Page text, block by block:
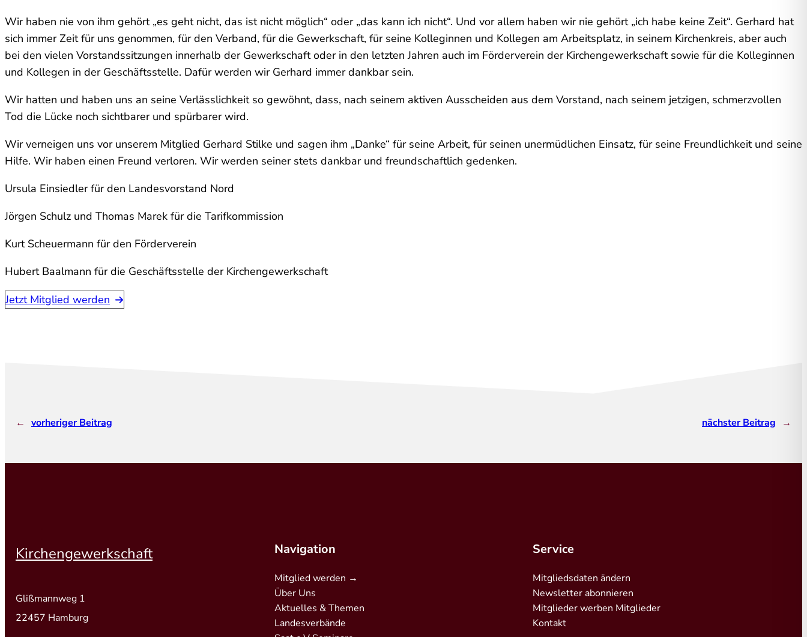
Wir haben nie von ihm gehört „es geht nicht, das ist nicht möglich“ oder „das kann ich nicht“. Und vor allem haben wir nie gehört „ich habe keine Zeit“. Gerhard hat
sich immer Zeit für uns genommen, für den Verband, für die Gewerkschaft, für seine Kolleginnen und Kollegen am Arbeitsplatz, in seinem Kirchenkreis, aber auch
bei den vielen Vorstandssitzungen innerhalb der Gewerkschaft oder in den letzten Jahren auch im Förderverein der Kirchengewerkschaft sowie für die Kolleginnen
und Kollegen in der Geschäftsstelle. Dafür werden wir Gerhard immer dankbar sein.
Wir hatten und haben uns an seine Verlässlichkeit so gewöhnt, dass, nach seinem aktiven Ausscheiden aus dem Vorstand, nach seinem jetzigen, schmerzvollen
Tod die Lücke noch sichtbarer und spürbarer wird.
Wir verneigen uns vor unserem Mitglied Gerhard Stilke und sagen ihm „Danke“ für seine Arbeit, für seinen unermüdlichen Einsatz, für seine Freundlichkeit und seine
Hilfe. Wir haben einen Freund verloren. Wir werden seiner stets dankbar und freundschaftlich gedenken.
Ursula Einsiedler für den Landesvorstand Nord
Jörgen Schulz und Thomas Marek für die Tarifkommission
Kurt Scheuermann für den Förderverein
Hubert Baalmann für die Geschäftsstelle der Kirchengewerkschaft
Jetzt Mitglied werden
← vorheriger Beitrag nächster Beitrag →
Kirchengewerkschaft
Glißmannweg 1
22457 Hamburg
Navigation
Mitglied werden →
Über Uns
Aktuelles & Themen
Landesverbände
Service
Mitgliedsdaten ändern
Newsletter abonnieren
Mitglieder werben Mitglieder
Kontakt